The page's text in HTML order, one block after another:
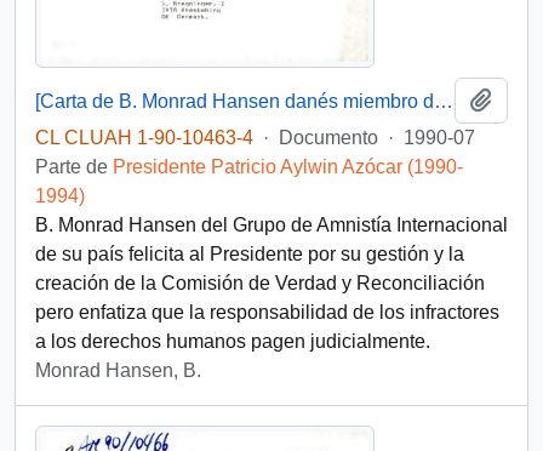
[Carta de B. Monrad Hansen danés miembro de un Grupo de Amnistía Internacional de su país al Presidente Aylwin constatando la creación de la Comisión de Verdad y Reconciliación como una buena medida de retorno a la democracia pero enfatiza que los responsables de crímenes a los derechos humanos deben judicialmente ser procesados en honor a las víctimas y sus familiares]
CL CLUAH 1-90-10463-4 · Documento · 1990-07
Parte de Presidente Patricio Aylwin Azócar (1990-
1994)
B. Monrad Hansen del Grupo de Amnistía Internacional
de su país felicita al Presidente por su gestión y la
creación de la Comisión de Verdad y Reconciliación
pero enfatiza que la responsabilidad de los infractores
a los derechos humanos pagen judicialmente.
Monrad Hansen, B.